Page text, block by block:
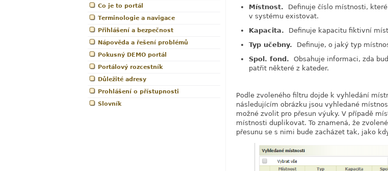
Co je to portál
Terminologie a navigace
Přihlášení a bezpečnost
Nápověda a řešení problémů
Pokusný DEMO portál
Portálový rozcestník
Důležité adresy
Prohlášení o přístupnosti
Slovník
Místnost.
Definuje číslo místnosti,
v systému existovat.
Kapacita.
Definuje kapacitu fiktivní
Typ učebny.
Definuje, o jaký typ
Spol. fond.
Obsahuje informaci, zda
patřit některé z kateder.
Podle zvoleného filtru dojde k vyhledání
následujícím obrázku jsou vyhledané
možné zvolit pro přesun výuky. V případě
místnosti duplikovat. To znamená, že
přesunu se s nimi bude zacházet tak, jako